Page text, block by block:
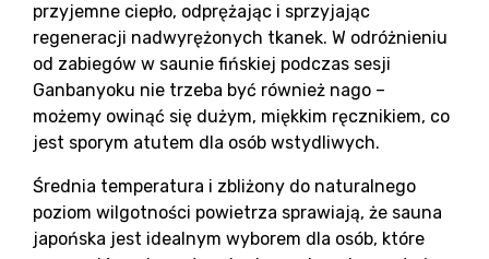
przyjemne ciepło, odprężając i sprzyjając
regeneracji nadwyrężonych tkanek. W odróżnieniu
od zabiegów w saunie fińskiej podczas sesji
Ganbanyoku nie trzeba być również nago –
możemy owinąć się dużym, miękkim ręcznikiem, co
jest sporym atutem dla osób wstydliwych.
Średnia temperatura i zbliżony do naturalnego
poziom wilgotności powietrza sprawiają, że sauna
japońska jest idealnym wyborem dla osób, które